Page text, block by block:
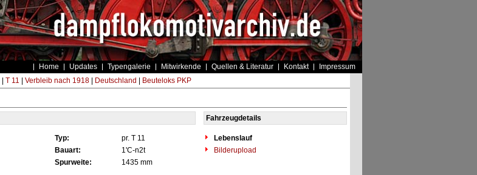
Home Updates Typengalerie Mitwirkende Quellen & Literatur Kontakt Impressum
T 11 Verbleib nach 1918| Deutschland Beuteloks PKP
Fahrzeugdetails
Typ: pr. T 11
Lebenslauf
Bauart: 1'C-n2t
Bilderupload
Spurweite: 1435 mm